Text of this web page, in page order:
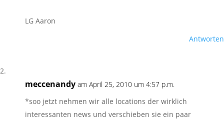
LG Aaron
Antworten
meccenandy am April 25, 2010 um 4:57 p.m.
*soo jetzt nehmen wir alle locations der wirklich
interessanten news und verschieben sie ein paar